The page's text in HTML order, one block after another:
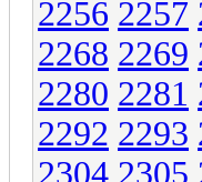
2256 2257
2268 2269
2280 2281
2292 2293
2304 2305